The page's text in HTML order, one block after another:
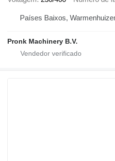
Países Baixos,
Pronk Machinery B.V.